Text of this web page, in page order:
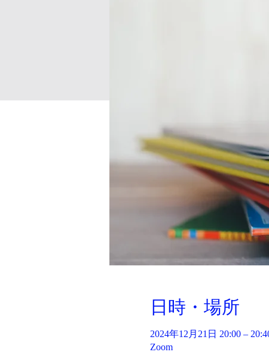
日時・場所
2024年12月21日 20:00 –
Zoom